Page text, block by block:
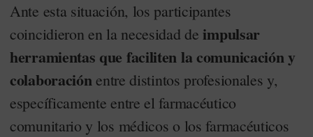
Ante esta situación, los participantes
coincidieron en la necesidad deimpulsar
herramientas que faciliten la comunicación y
colaboraciónentre distintos profesionales y,
específicamente entre el farmacéutico
comunitario y los médicos o los farmacéuticos